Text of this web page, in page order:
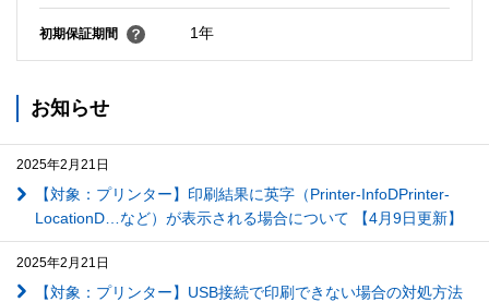
初期保証期間 1年
お知らせ
2025年2月21日
【対象：プリンター】印刷結果に英字（Printer-InfoDPrinter-
LocationD…など）が表示される場合について 【4月9日更新】
2025年2月21日
【対象：プリンター】USB接続で印刷できない場合の対処方法